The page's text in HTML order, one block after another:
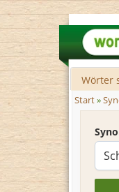
Wörter
Start»